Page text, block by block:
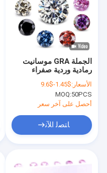
الجملة GRA موسانيت
رمادية وردية صفراء
شامبانيا زرقاء خضراء
مستديرة قطعة فضفاضة
الماس موسانيت لصنع
المجوهرات
الأسعار:$1.45-$9.6
MOQ:50PCS
أحصل على آخر سعر
ﺎﺘﺼﻟ ﺍﻶﻧ